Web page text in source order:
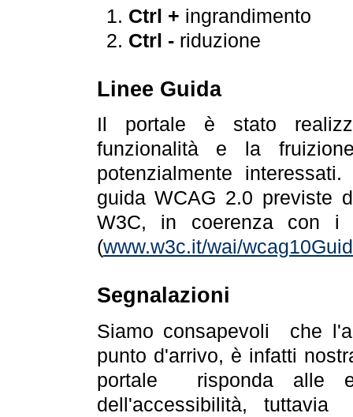
Ctrl + ingrandimento
Ctrl -riduzione
Linee Guida
Il portale è stato
funzionalità e la
potenzialmente
guida WCAG 2.0 previste
W3C, in coerenza con i
(www.w3c.it/wai/
Segnalazioni
Siamo consapevoli che
punto d'arrivo, è infatti
portale risponda alle
dell'accessibilità,